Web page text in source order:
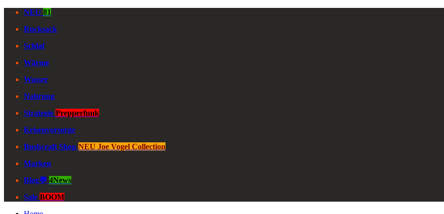
NEU 81
Rucksack
Schlaf
Wärme
Wasser
Nahrung
Strategie Prepperfunk
Krisenvorsorge
Bushcraft Shop NEU Joe Vogel Collection
Marken
Blog💬 4News
Sale BOOM